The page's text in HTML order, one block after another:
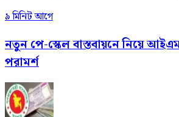
৯ মিনিট আগে
নতুন পে-স্কেল বাস্তবায়নে নিয়ে
পরামর্শ